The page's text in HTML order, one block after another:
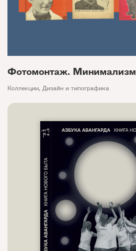
Фотомонтаж. Минимализм
Коллекции, Дизайн и типографика